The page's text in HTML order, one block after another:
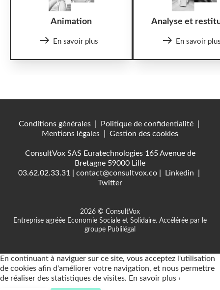
Animation
En savoir plus
Analyse et
En savoir
Conditions générales Politique de confidentialité
Mentions légales
Gestion des cookies
ConsultVox SAS Euratechnologies 165 Avenue de
Bretagne 59000 Lille
03.62.02.33.31
contact@consultvox.co Linkedin
Twitter
2026 © ConsultVox
Entreprise agréée Economie Sociale et Solidaire. Accélérée par le
groupe Publilégal
En continuant à naviguer sur ce site, vous acceptez l'utilisation
de cookies afin d'améliorer votre navigation, et nous permettre
de réaliser des statistiques de visites. En savoir plus ›